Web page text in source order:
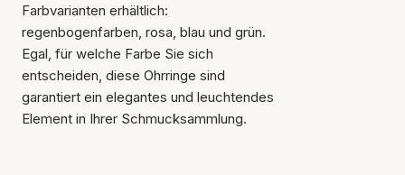
Farbvarianten erhältlich:
regenbogenfarben, rosa, blau und grün.
Egal, für welche Farbe Sie sich
entscheiden, diese Ohrringe sind
garantiert ein elegantes und leuchtendes
Element in Ihrer Schmucksammlung.